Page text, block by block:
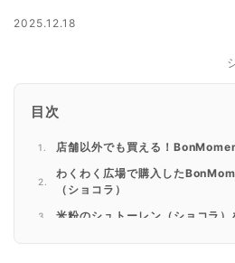
2025.12.18
目次
店舗以外でも買える！
わくわく広場で購入した
（ショコラ）
米粉のシュトーレン（ショコラ）